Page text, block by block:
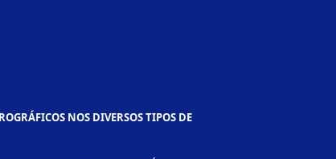
NOS DIVERSOS TIPOS DE